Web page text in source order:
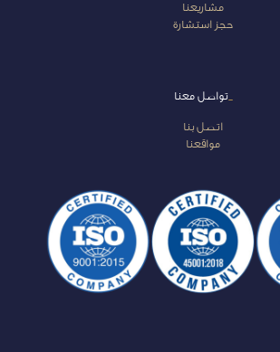
مشاريعنا
حجز استشارة
_تواصل معنا
اتصل بنا
مواقعنا